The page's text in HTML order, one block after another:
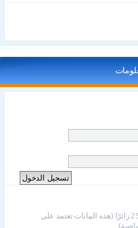
مستخدمًا : لا أعضاء، و 25 زائرًا (هذه البيانات تعتمد على